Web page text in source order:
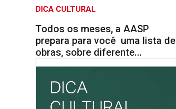
DICA CULTURAL
Todos os meses, a AASP
prepara para você uma lista de
obras, sobre diferente...